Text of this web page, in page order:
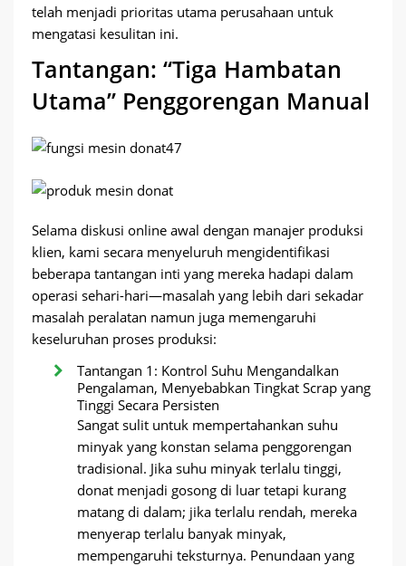
telah menjadi prioritas utama perusahaan untuk
mengatasi kesulitan ini.
Tantangan: “Tiga Hambatan
Utama” Penggorengan Manual
Selama diskusi online awal dengan manajer produksi
klien, kami secara menyeluruh mengidentifikasi
beberapa tantangan inti yang mereka hadapi dalam
operasi sehari-hari—masalah yang lebih dari sekadar
masalah peralatan namun juga memengaruhi
keseluruhan proses produksi:
Tantangan 1: Kontrol Suhu Mengandalkan
Pengalaman, Menyebabkan Tingkat Scrap yang
Tinggi Secara Persisten
Sangat sulit untuk mempertahankan suhu
minyak yang konstan selama penggorengan
tradisional. Jika suhu minyak terlalu tinggi,
donat menjadi gosong di luar tetapi kurang
matang di dalam; jika terlalu rendah, mereka
menyerap terlalu banyak minyak,
mempengaruhi teksturnya. Penundaan yang